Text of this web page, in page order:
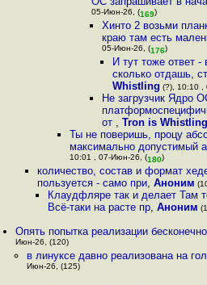
05-Июн-26, (169)
Хинто 2 возьми
краю там есть
05-Июн-26, (176)
И тут тоже ответ
сколько отдашь,
Whistling (?), 10:10 ,
Не загрузчик Ядро
от , Tron is Whistling
Ты не поверишь, процу
максимально допустимый
10:01 , 07-Июн-26, (180)
количество, состав и формат
пользуется - само при, Аноним
Клаудфляре так и делает Там
Всё-таки на расте пр,Аноним
Опять попытка реализации
Июн-26, (120)
в линуксе давно реализована на
Июн-26, (125)